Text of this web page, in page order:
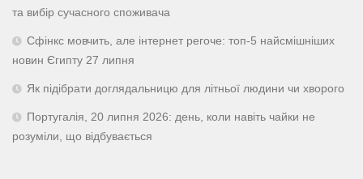
та вибір сучасного споживача
Сфінкс мовчить, але інтернет регоче: топ-5 найсмішніших
новин Єгипту 27 липня
Як підібрати доглядальницю для літньої людини чи хворого
Португалія, 20 липня 2026: день, коли навіть чайки не
розуміли, що відбувається